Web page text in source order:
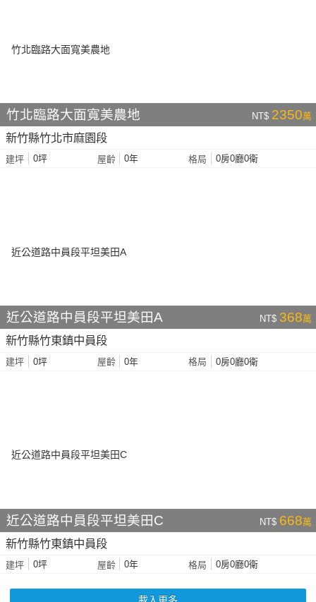
竹北臨路大面寬美農地 NT$ 2350萬
新竹縣竹北市麻園段
建坪 0坪 屋齡 0年 格局 0房0廳0衛
近公道路中員段平坦美田A NT$ 368萬
新竹縣竹東鎮中員段
建坪 0坪 屋齡 0年 格局 0房0廳0衛
近公道路中員段平坦美田C NT$ 668萬
新竹縣竹東鎮中員段
建坪 0坪 屋齡 0年 格局 0房0廳0衛